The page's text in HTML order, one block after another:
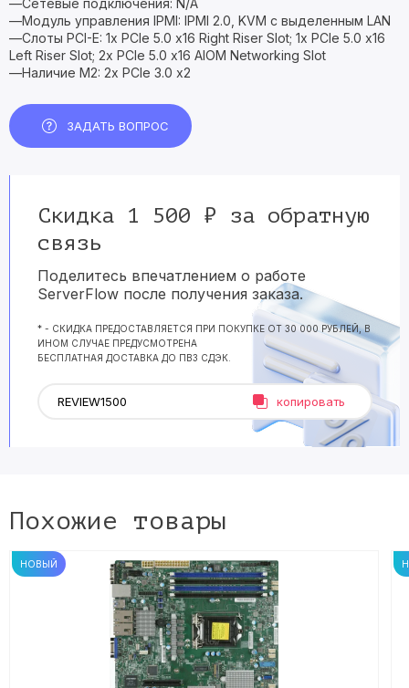
—Сетевые подключения: N/A
—Модуль управления IPMI: IPMI 2.0, KVM с выделенным LAN
—Слоты PCI-E: 1x PCIe 5.0 x16 Right Riser Slot; 1x PCIe 5.0 x16
Left Riser Slot; 2x PCIe 5.0 x16 AIOM Networking Slot
—Наличие M2: 2x PCIe 3.0 x2
ЗАДАТЬ ВОПРОС
Скидка 1 500 ₽ за обратную
связь
Поделитесь впечатлением о работе
ServerFlow после получения заказа.
* - СКИДКА ПРЕДОСТАВЛЯЕТСЯ ПРИ ПОКУПКЕ ОТ 30 000 РУБЛЕЙ, В
ИНОМ СЛУЧАЕ ПРЕДУСМОТРЕНА
БЕСПЛАТНАЯ ДОСТАВКА ДО ПВЗ СДЭК.
копировать
Похожие товары
НОВЫЙ